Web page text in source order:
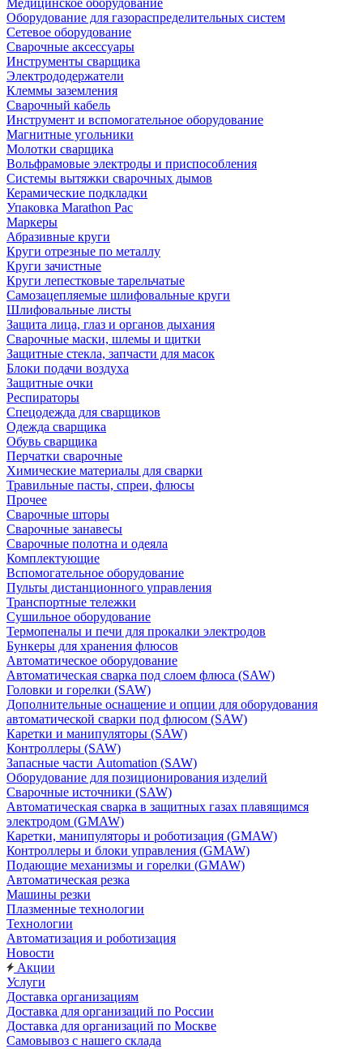
Медицинское оборудование
Оборудование для газораспределительных систем
Сетевое оборудование
Сварочные аксессуары
Инструменты сварщика
Электрододержатели
Клеммы заземления
Сварочный кабель
Инструмент и вспомогательное оборудование
Магнитные угольники
Молотки сварщика
Вольфрамовые электроды и приспособления
Системы вытяжки сварочных дымов
Керамические подкладки
Упаковка Marathon Pac
Маркеры
Абразивные круги
Круги отрезные по металлу
Круги зачистные
Круги лепестковые тарельчатые
Самозацепляемые шлифовальные круги
Шлифовальные листы
Защита лица, глаз и органов дыхания
Сварочные маски, шлемы и щитки
Защитные стекла, запчасти для масок
Блоки подачи воздуха
Защитные очки
Респираторы
Спецодежда для сварщиков
Одежда сварщика
Обувь сварщика
Перчатки сварочные
Химические материалы для сварки
Травильные пасты, спреи, флюсы
Прочее
Сварочные шторы
Сварочные занавесы
Сварочные полотна и одеяла
Комплектующие
Вспомогательное оборудование
Пульты дистанционного управления
Транспортные тележки
Сушильное оборудование
Термопеналы и печи для прокалки электродов
Бункеры для хранения флюсов
Автоматическое оборудование
Автоматическая сварка под слоем флюса (SAW)
Головки и горелки (SAW)
Дополнительные оснащение и опции для оборудования
автоматической сварки под флюсом (SAW)
Каретки и манипуляторы (SAW)
Контроллеры (SAW)
Запасные части Automation (SAW)
Оборудование для позиционирования изделий
Сварочные источники (SAW)
Автоматическая сварка в защитных газах плавящимся
электродом (GMAW)
Каретки, манипуляторы и роботизация (GMAW)
Контроллеры и блоки управления (GMAW)
Подающие механизмы и горелки (GMAW)
Автоматическая резка
Машины резки
Плазменные технологии
Технологии
Автоматизация и роботизация
Новости
Акции
Услуги
Доставка организациям
Доставка для организаций по России
Доставка для организаций по Москве
Самовывоз с нашего склада